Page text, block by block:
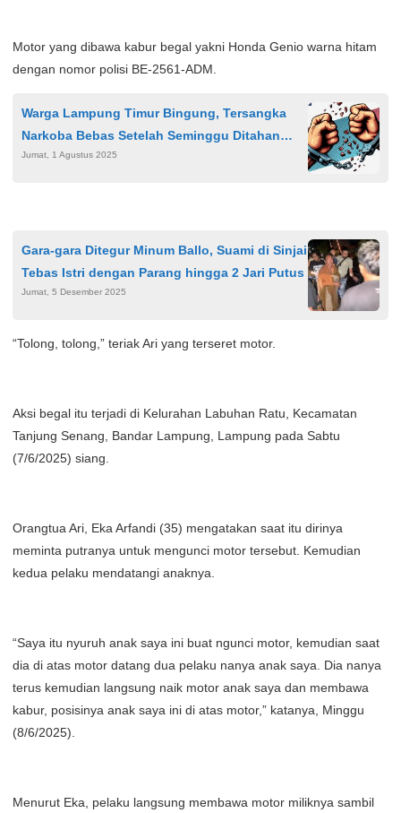
Motor yang dibawa kabur begal yakni Honda Genio warna hitam
dengan nomor polisi BE-2561-ADM.
Warga Lampung Timur Bingung, Tersangka
Narkoba Bebas Setelah Seminggu Ditahan
Polres
Jumat, 1 Agustus 2025
Gara-gara Ditegur Minum Ballo, Suami di Sinjai
Tebas Istri dengan Parang hingga 2 Jari Putus
Jumat, 5 Desember 2025
“Tolong, tolong,” teriak Ari yang terseret motor.
Aksi begal itu terjadi di Kelurahan Labuhan Ratu, Kecamatan
Tanjung Senang, Bandar Lampung, Lampung pada Sabtu
(7/6/2025) siang.
Orangtua Ari, Eka Arfandi (35) mengatakan saat itu dirinya
meminta putranya untuk mengunci motor tersebut. Kemudian
kedua pelaku mendatangi anaknya.
“Saya itu nyuruh anak saya ini buat ngunci motor, kemudian saat
dia di atas motor datang dua pelaku nanya anak saya. Dia nanya
terus kemudian langsung naik motor anak saya dan membawa
kabur, posisinya anak saya ini di atas motor,” katanya, Minggu
(8/6/2025).
Menurut Eka, pelaku langsung membawa motor miliknya sambil